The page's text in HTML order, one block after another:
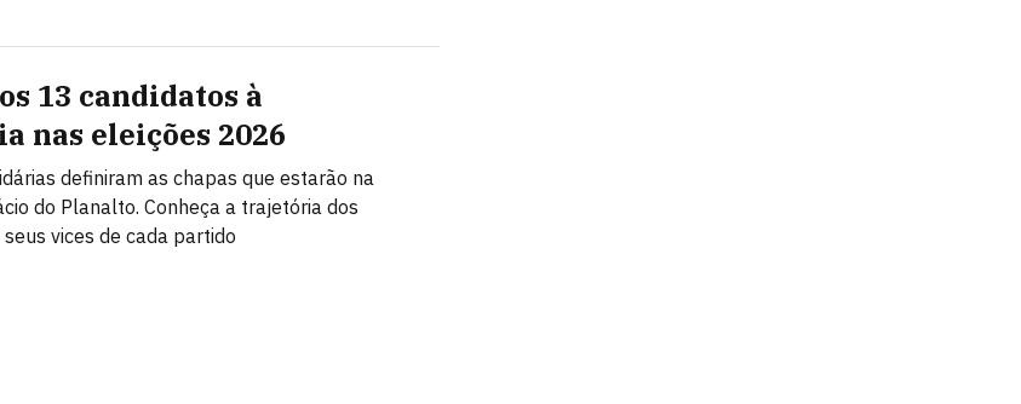
13 candidatos à
nas eleições 2026
definiram as chapas que estarão na
do Planalto. Conheça a trajetória dos
vices de cada partido